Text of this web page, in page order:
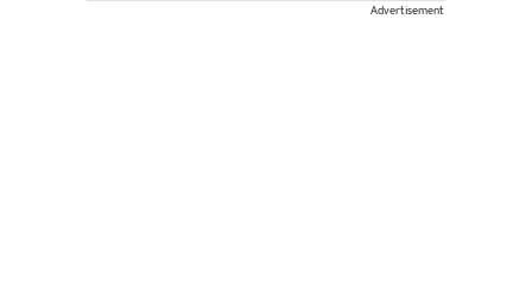
Advertisement